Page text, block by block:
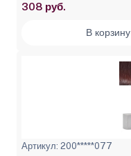
308 руб.
В корзину
Артикул: 200*****077